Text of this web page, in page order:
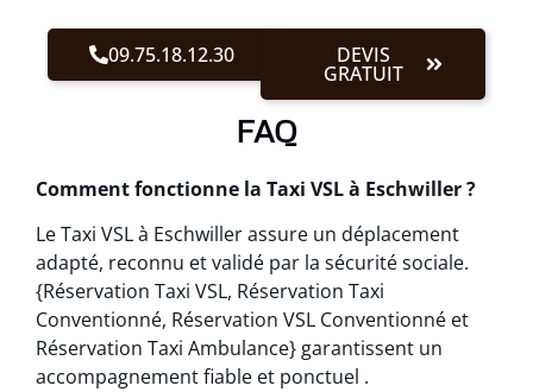
09.75.18.12.30 DEVIS
GRATUIT
FAQ
Comment fonctionne la Taxi VSL à Eschwiller ?
Le Taxi VSL à Eschwiller assure un déplacement
adapté, reconnu et validé par la sécurité sociale.
{Réservation Taxi VSL, Réservation Taxi
Conventionné, Réservation VSL Conventionné et
Réservation Taxi Ambulance} garantissent un
accompagnement fiable et ponctuel .